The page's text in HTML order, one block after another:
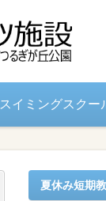
スイミングスクー
夏休み短期